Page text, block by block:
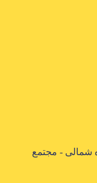
شمالی - مجتمع